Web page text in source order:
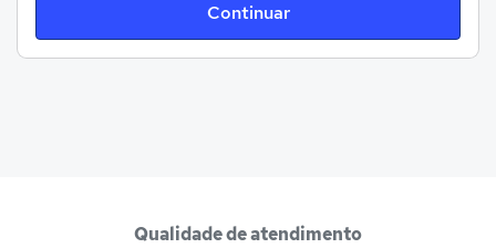
Continuar
Qualidade de atendimento